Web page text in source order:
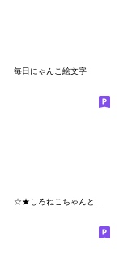
毎日にゃんこ絵文字
☆★しろねこちゃんとのEveryday★☆